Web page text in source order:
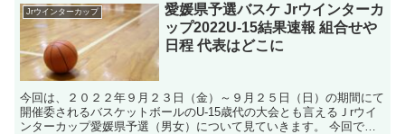
Jrウインターカップ
愛媛県予選バスケ Jrウインターカ
ップ2022U-15結果速報 組合せや
日程 代表はどこに
今回は、２０２２年９月２３日（金）～９月２５日（日）の期間にて
開催委されるバスケットボールのU-15歳代の大会とも言えるＪrウイ
ンターカップ愛媛県予選（男女）について見ていきます。 今回で第3